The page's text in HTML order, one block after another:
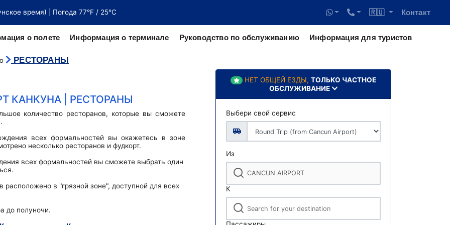
время) | Погода 77°F / 25°C 🇷🇺 Контакт
о полете Информация о терминале Руководство по обслуживанию Информация для туристов
от
РЕСТОРАНЫ
КАНКУНА | РЕСТОРАНЫ
количество ресторанов, которые вы сможете
всех формальностей вы окажетесь в зоне
несколько ресторанов и фудкорт.
всех формальностей вы сможете выбрать один
в "грязной зоне", доступной для всех
до полуночи.
НЕТ ОБЩЕЙ ЕЗДЫ, ТОЛЬКО ЧАСТНОЕ
ОБСЛУЖИВАНИЕ
Выбери свой сервис
Из
К